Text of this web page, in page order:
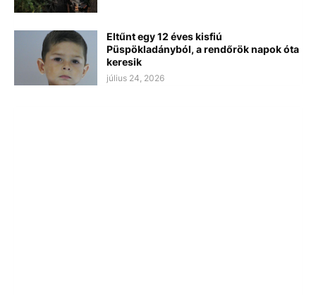
Eltűnt egy 12 éves kisfiú
Püspökladányból, a rendőrök napok óta
keresik
július 24, 2026